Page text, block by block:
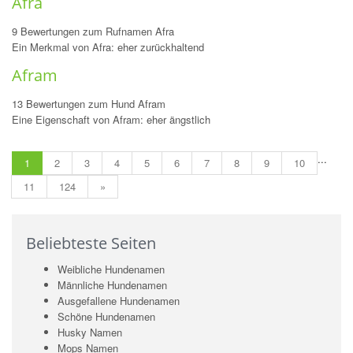
9 Bewertungen zum Rufnamen Afra
Ein Merkmal von Afra: eher zurückhaltend
Afram
13 Bewertungen zum Hund Afram
Eine Eigenschaft von Afram: eher ängstlich
1 2 3 4 5 6 7 8 9
10
11
...
124
»
Beliebteste Seiten
Weibliche Hundenamen
Männliche Hundenamen
Ausgefallene Hundenamen
Schöne Hundenamen
Husky Namen
Mops Namen